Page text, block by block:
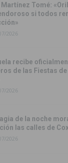
Martínez Tomé:
si todos
2026
recibe
de las Fiestas
2026
de la noche
las calles de
2026